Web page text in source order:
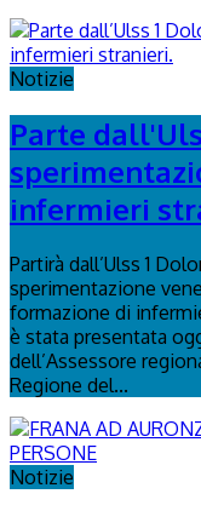
Notizie
Parte
infermieri
Partirà dall’Ulss 1
sperimentazione
formazione di
è stata presentata
dell’Assessore
Regione del...
Notizie